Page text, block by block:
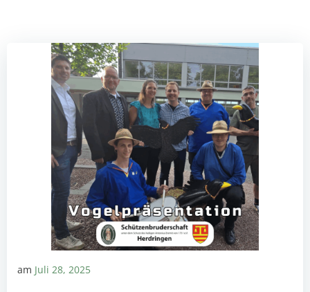
am Juli 28, 2025